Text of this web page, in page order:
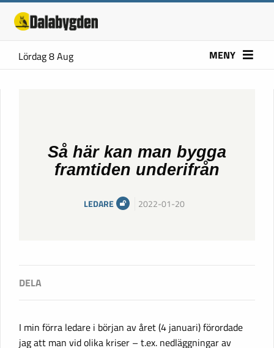
Lördag 8 Aug MENY
Så här kan man bygga
framtiden underifrån
LEDARE 2022-01-20
I min förra ledare i början av året (4 januari) förordade
jag att man vid olika kriser – t.ex. nedläggningar av